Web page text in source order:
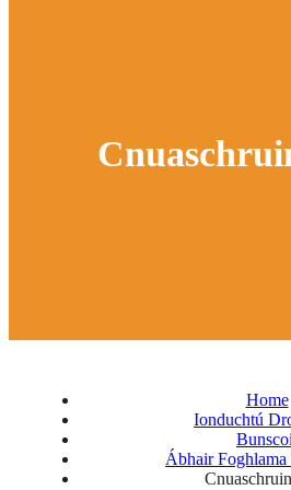
Home
Ionduchtú
Ábhair